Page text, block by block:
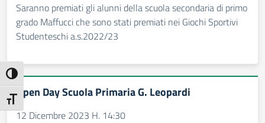
Attiva/disattiva alto contrasto
Attiva/disattiva dimensione testo
Saranno premiati gli alunni della scuola secondaria di primo
grado Maffucci che sono stati premiati nei Giochi Sportivi
Studenteschi a.s.2022/23
Open Day Scuola Primaria G. Leopardi
12 Dicembre 2023 H. 14:30